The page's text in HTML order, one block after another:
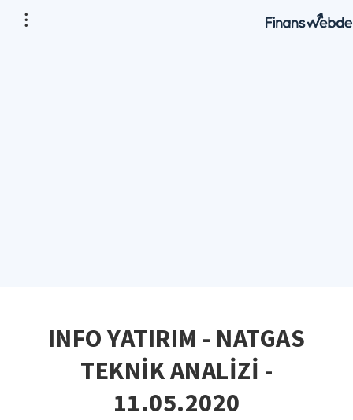
INFO YATIRIM - NATGAS
TEKNİK ANALİZİ -
11.05.2020